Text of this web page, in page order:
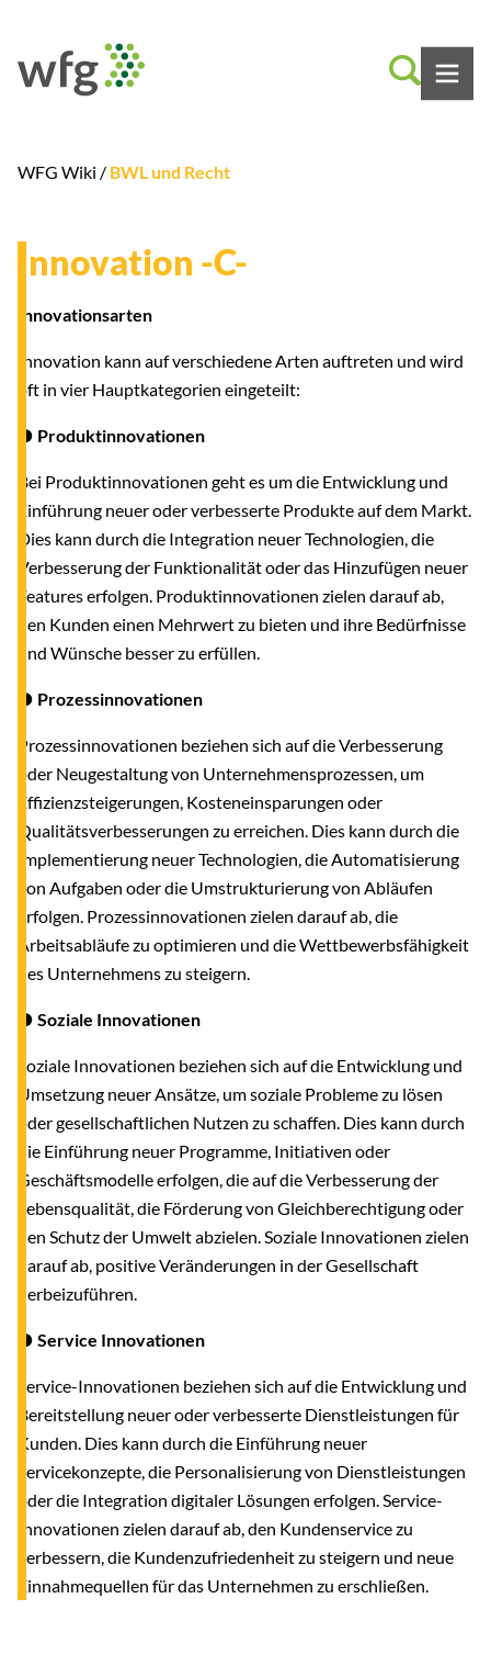
WFG Wiki / BWL und Recht
Innovation -C-
Innovationsarten
Innovation kann auf verschiedene Arten auftreten und wird
oft in vier Hauptkategorien eingeteilt:
● Produktinnovationen
Bei Produktinnovationen geht es um die Entwicklung und
Einführung neuer oder verbesserte Produkte auf dem Markt.
Dies kann durch die Integration neuer Technologien, die
Verbesserung der Funktionalität oder das Hinzufügen neuer
Features erfolgen. Produktinnovationen zielen darauf ab,
den Kunden einen Mehrwert zu bieten und ihre Bedürfnisse
und Wünsche besser zu erfüllen.
● Prozessinnovationen
Prozessinnovationen beziehen sich auf die Verbesserung
oder Neugestaltung von Unternehmensprozessen, um
Effizienzsteigerungen, Kosteneinsparungen oder
Qualitätsverbesserungen zu erreichen. Dies kann durch die
Implementierung neuer Technologien, dieAutomatisierung
von Aufgaben oder die Umstrukturierung von Abläufen
erfolgen. Prozessinnovationen zielen darauf ab, die
Arbeitsabläufe zu optimieren und die Wettbewerbsfähigkeit
des Unternehmens zu steigern.
● Soziale Innovationen
Soziale Innovationen beziehen sich auf die Entwicklung und
Umsetzung neuer Ansätze, um soziale Probleme zu lösen
oder gesellschaftlichen Nutzen zu schaffen. Dies kann durch
die Einführung neuer Programme, Initiativen oder
Geschäftsmodelle erfolgen, die auf die Verbesserung der
Lebensqualität, die Förderung von Gleichberechtigung oder
den Schutz der Umwelt abzielen. Soziale Innovationen zielen
darauf ab, positive Veränderungen in der Gesellschaft
herbeizuführen.
● Service Innovationen
Service-Innovationen beziehen sich auf die Entwicklung und
Bereitstellung neuer oder verbesserte Dienstleistungen für
Kunden. Dies kann durch die Einführung neuer
Servicekonzepte, die Personalisierung von Dienstleistungen
oder die Integration digitaler Lösungen erfolgen. Service-
Innovationen zielen darauf ab, den Kundenservice zu
verbessern, die Kundenzufriedenheit zu steigern und neue
Einnahmequellen für das Unternehmen zu erschließen.